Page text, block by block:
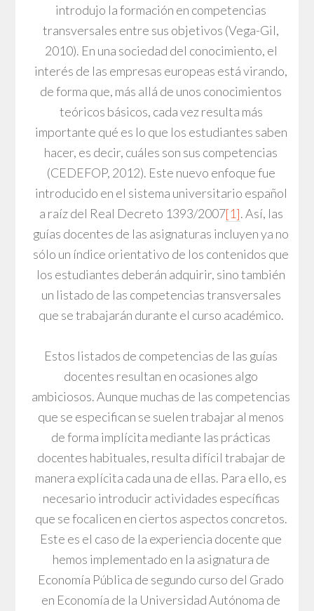
introdujo la formación en competencias
transversales entre sus objetivos (Vega-Gil,
2010). En una sociedad del conocimiento, el
interés de las empresas europeas está virando,
de forma que, más allá de unos conocimientos
teóricos básicos, cada vez resulta más
importante qué es lo que los estudiantes saben
hacer, es decir, cuáles son sus competencias
(CEDEFOP, 2012). Este nuevo enfoque fue
introducido en el sistema universitario español
a raíz del Real Decreto 1393/2007[1]. Así, las
guías docentes de las asignaturas incluyen ya no
sólo un índice orientativo de los contenidos que
los estudiantes deberán adquirir, sino también
un listado de las competencias transversales
que se trabajarán durante el curso académico.
Estos listados de competencias de las guías
docentes resultan en ocasiones algo
ambiciosos. Aunque muchas de las competencias
que se especifican se suelen trabajar al menos
de forma implícita mediante las prácticas
docentes habituales, resulta difícil trabajar de
manera explícita cada una de ellas. Para ello, es
necesario introducir actividades específicas
que se focalicen en ciertos aspectos concretos.
Este es el caso de la experiencia docente que
hemos implementado en la asignatura de
Economía Pública de segundo curso del Grado
en Economía de la Universidad Autónoma de